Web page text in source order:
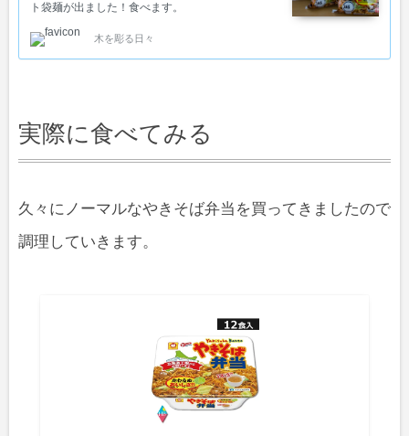
ト袋麺が出ました！食べます。
木を彫る日々
実際に食べてみる
久々にノーマルなやきそば弁当を買ってきましたので
調理していきます。